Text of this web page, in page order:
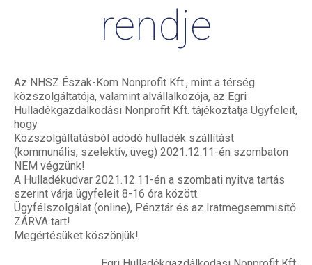
rendje
Az NHSZ Észak-Kom Nonprofit Kft., mint a térség
közszolgáltatója, valamint alvállalkozója, az Egri
Hulladékgazdálkodási Nonprofit Kft. tájékoztatja Ügyfeleit,
hogy
Közszolgáltatásból adódó hulladék szállítást
(kommunális, szelektív, üveg) 2021.12.11-én szombaton
NEM végzünk!
A Hulladékudvar 2021.12.11-én a szombati nyitva tartás
szerint várja ügyfeleit 8-16 óra között.
Ügyfélszolgálat (online), Pénztár és az Iratmegsemmisítő
ZÁRVA tart!
Megértésüket köszönjük!